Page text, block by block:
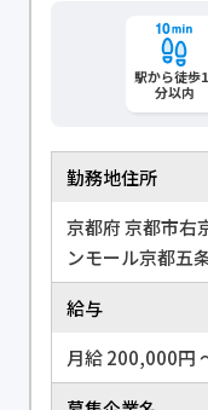
駅から徒歩
分以内
勤務地住所
京都府 京都市
ンモール京都五
給与
月給 200,000円